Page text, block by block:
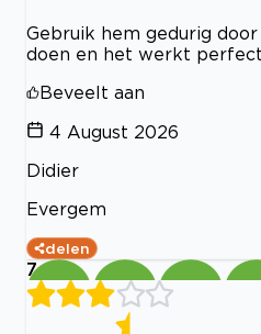
Gebruik hem gedurig
doen en het werkt perfect.
Beveelt aan
4 August 2026
Didier
Evergem
delen
7